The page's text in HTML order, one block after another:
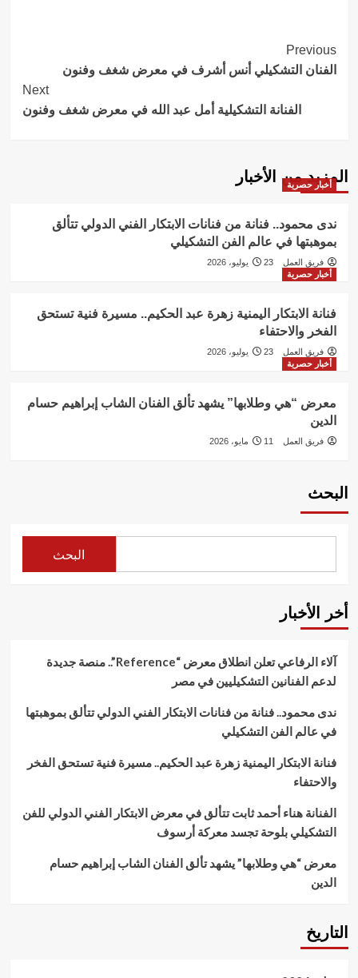
Post
Navigation
Previous
الفنان التشكيلي أنس أشرف في معرض شغف وفنون
Next
الفنانة التشكيلية أمل عبد الله في معرض شغف وفنون
المزيد من الأخبار
أخبار حصرية
ندى محمود.. فنانة من فنانات الابتكار الفني الدولي تتألق
بموهبتها في عالم الفن التشكيلي
فريق العمل
23 يوليو، 2026
أخبار حصرية
فنانة الابتكار اليمنية زهرة عبد الحكيم.. مسيرة فنية تستحق
الفخر والاحتفاء
فريق العمل
23 يوليو، 2026
أخبار حصرية
معرض “هي وطلابها” يشهد تألق الفنان الشاب إبراهيم حسام
الدين
فريق العمل 11 مايو، 2026
البحث
البحث
أخر الأخبار
آلاء الرفاعي تعلن انطلاق معرض “Reference”.. منصة جديدة
لدعم الفنانين التشكيليين في مصر
ندى محمود.. فنانة من فنانات الابتكار الفني الدولي تتألق بموهبتها
في عالم الفن التشكيلي
فنانة الابتكار اليمنية زهرة عبد الحكيم.. مسيرة فنية تستحق الفخر
والاحتفاء
الفنانة هناء أحمد ثابت تتألق في معرض الابتكار الفني الدولي للفن
التشكيلي بلوحة تجسد معركة أرسوف
معرض “هي وطلابها” يشهد تألق الفنان الشاب إبراهيم حسام
الدين
التاريخ